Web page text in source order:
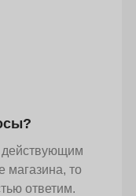
действующим
магазина, то
ответим.